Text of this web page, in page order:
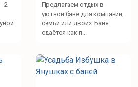
2
Предлагаем отдых в
уютной бане для компании,
семьи или двоих. Баня
сдаётся как п...